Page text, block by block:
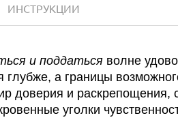
ИНСТРУКЦИИ
и поддаться волне
глубже, а границы
доверия и раскрепощения,
уголки